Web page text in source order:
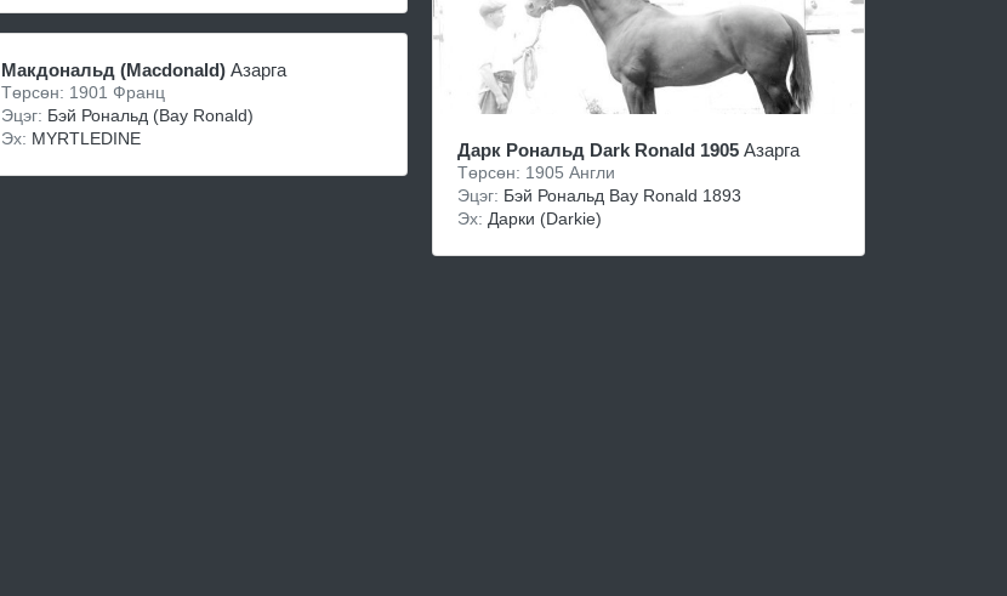
Макдональд (Macdonald)Азарга
Төрсөн: 1901 Франц
Эцэг: Бэй Рональд (Bay Ronald)
Эх: MYRTLEDINE
Дарк Рональд Dark Ronald 1905 Азарга
Төрсөн: 1905 Англи
Эцэг: Бэй Рональд Bay Ronald 1893
Эх: Дaрки (Darkie)